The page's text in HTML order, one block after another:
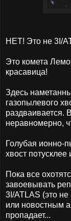
НЕТ! Это не 3I/
Это комета
красавица!
Здесь
газопылевого
раздваивается.
неравномерно,
Голубая ионно-
хвост
Пока все
завоевывать
3I/ATLAS (это
или новостным
пропадает...